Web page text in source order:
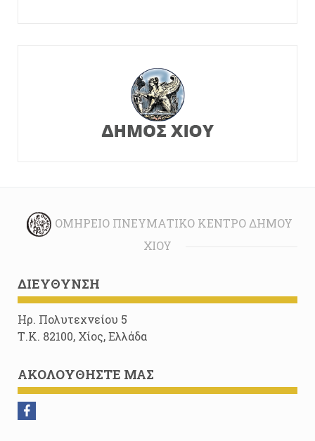
ΟΜΉΡΕΙΟ ΠΝΕΥΜΑΤΙΚΌ ΚΈΝΤΡΟ ΔΉΜΟΥ
ΧΊΟΥ
ΔΙΕΎΘΥΝΣΗ
Ηρ. Πολυτεχνείου 5
Τ.Κ. 82100, Χίος, Ελλάδα
ΑΚΟΛΟΥΘΉΣΤΕ ΜΑΣ